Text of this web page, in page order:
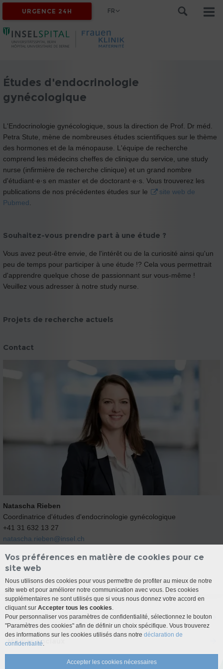
URGENCE 24H FR
Études d'endocrinologie
gynécologique
L'Endocrinologie gynécologique, sous la direction de Prof. Dr méd.
Petra Stute, mène de nombreuses études scientifiques sur le thème
des hormones et de la ménopause. L'équipe de recherche
comprend les médecins cheffes de clinique du service, une study
nurse (infirmière de recherche clinique) et un grand nombre
d'étudiant·e·s en master et de doctorant·e·s. Vous trouverez les
publications de nos précédentes études sur le
site web de
Pubmed
Souhaitez-vous prendre part à une étude ?
Vous avez peut-être envie, de l'intérêt ou de la curiosité ainsi qu'un
peu de temps pour participer à une étude !? Cela vous permettrait
d'apprendre quelque chose de passionnant sur vous-même !
Veuillez vous adresser à notre study nurse.
Projets de recherche actuels
Contact
Natascha Rieben
Coordinatrice d'études d'endocrinologie gynécologique
+41 31 632 13 27
natascha.rieben@insel.ch
Contact
Médias sociaux
Vos préférences en matière de cookies pour ce
site web
Nous utilisons des cookies pour vous permettre de profiter au mieux de notre
site web et pour améliorer notre communication avec vous. Des cookies
supplémentaires ne sont utilisés que si vous nous donnez votre accord en
cliquant sur Accepter tous les cookies.
Pour personnaliser vos paramètres de confidentialité, sélectionnez le bouton
"Paramètres des cookies" afin de définir un choix spécifique. Vous trouverez
des informations sur les cookies utilisés dans notre déclaration de
confidentialité.
Accepter les cookies nécessaires